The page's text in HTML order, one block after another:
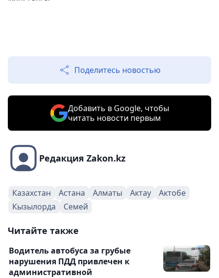
Поделитесь новостью
Добавить в Google, чтобы
читать новости первым
Редакция Zakon.kz
Казахстан Астана Алматы Актау
Актобе
Кызылорда
Семей
Читайте также
Водитель автобуса за грубые
нарушения ПДД привлечен к
административной